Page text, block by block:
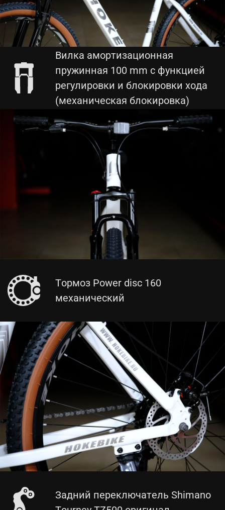
Вилка амортизационная
пружинная 100 mm с функцией
регулировки и блокировки хода
(механическая блокировка)
Тормоз Power disc 160
механический
Задний переключатель Shimano